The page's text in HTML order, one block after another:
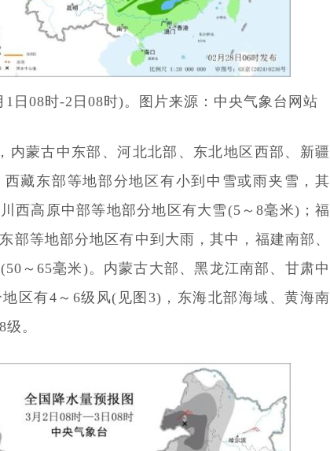
1日08时-2日08时)。图片来源：中央气象台网站
内蒙古中东部、河北北部、东北地区西部、新疆
藏东部等地部分地区有小到中雪或雨夹雪，其
西高原中部等地部分地区有大雪(5～8毫米)；福
部等地部分地区有中到大雨，其中，福建南部、
～65毫米)。内蒙古大部、黑龙江南部、甘肃中
区有4～6级风(见图3)，东海北部海域、黄海南
。